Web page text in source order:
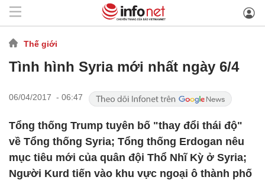
Thế giới
Tình hình Syria mới nhất ngày 6/4
06/04/2017 - 06:47
Tổng thống Trump tuyên bố "thay đổi thái độ"
về Tổng thống Syria; Tổng thống Erdogan nêu
mục tiêu mới của quân đội Thổ Nhĩ Kỳ ở Syria;
Người Kurd tiến vào khu vực ngoại ô thành phố